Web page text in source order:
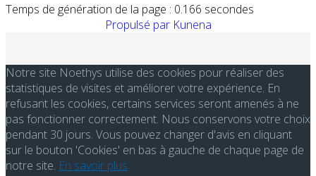
Temps de génération de la page : 0.166 secondes
Propulsé par Kunena
Notre site Noethys utilise des cookies pour réaliser des
statistiques de visites et améliorer votre expérience. En
refusant les cookies, certains services seront amenés à ne
pas fonctionner correctement. Nous conservons votre choix
pendant 30 jours. Vous pouvez changer d'avis en cliquant
sur le bouton 'Cookies' en bas à gauche de chaque page de
notre site. En savoir plus